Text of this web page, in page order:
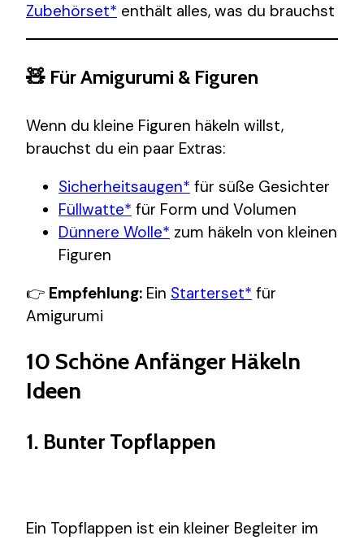
Zubehörset* enthält alles, was du brauchst
🧸 Für Amigurumi & Figuren
Wenn du kleine Figuren häkeln willst,
brauchst du ein paar Extras:
Sicherheitsaugen* für süße Gesichter
Füllwatte* für Form und Volumen
Dünnere Wolle* zum häkeln von kleinen
Figuren
👉 Empfehlung: Ein Starterset* für
Amigurumi
10 Schöne Anfänger Häkeln
Ideen
1. Bunter Topflappen
Ein Topflappen ist ein kleiner Begleiter im